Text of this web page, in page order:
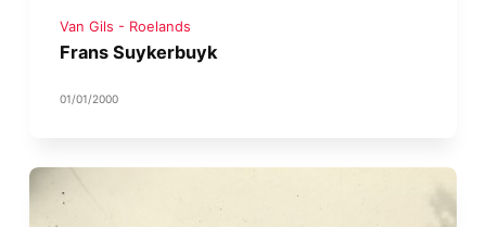
Van Gils - Roelands
Frans Suykerbuyk
01/01/2000